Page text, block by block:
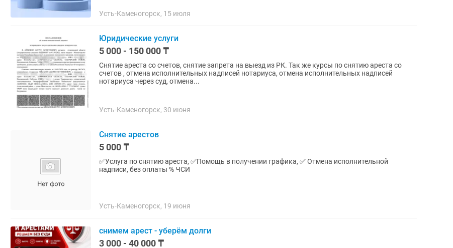
Усть-Каменогорск, 15 июля
Юридические услуги
5 000 - 150 000 ₸
Снятие ареста со счетов, снятие запрета на выезд из РК. Так же курсы по снятию ареста со
счетов , отмена исполнительных надписей нотариуса, отмена исполнительных надписей
нотариуса через суд, отмена...
Усть-Каменогорск, 30 июня
Снятие арестов
5 000 ₸
✅️Услуга по снятию ареста, ✅️Помощь в получении графика, ✅️ Отмена исполнительной
надписи, без оплаты % ЧСИ
Усть-Каменогорск, 19 июня
снимем арест - уберём долги
3 000 - 40 000 ₸